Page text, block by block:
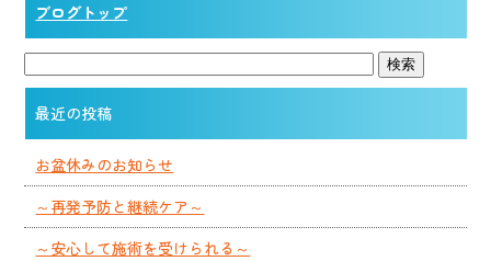
ブログトップ
最近の投稿
お盆休みのお知らせ
～再発予防と継続ケア～
～安心して施術を受けられる～